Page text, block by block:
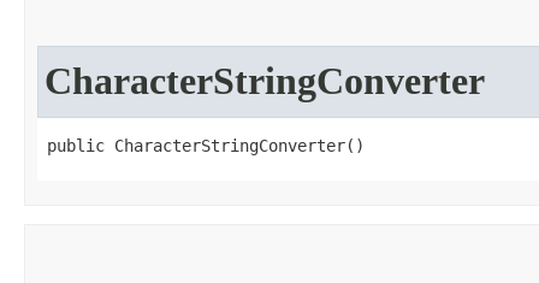
CharacterStringConverter
public CharacterStringConverter​()